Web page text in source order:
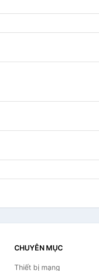
CHUYÊN MỤC
Thiết bị mạng